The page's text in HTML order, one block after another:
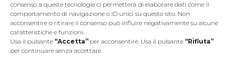
consenso a queste tecnologie ci permetterà di elaborare dati come il
comportamento di navigazione o ID unici su questo sito. Non
acconsentire o ritirare il consenso può influire negativamente su alcune
caratteristiche e funzioni.
Usa il pulsante “Accetta” per acconsentire. Usa il pulsante “Rifiuta”
per continuare senza accettare.
ORARI AGENZIA
Dal
dalle 9.00 alle 12.30
dalle 15.00 alle 19.30